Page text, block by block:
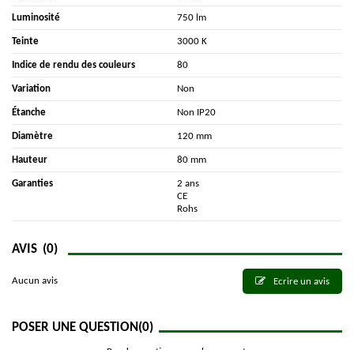
Luminosité 750 lm
Teinte 3000 K
Indice de rendu des couleurs 80
Variation Non
Étanche Non IP20
Diamètre 120 mm
Hauteur 80 mm
Garanties
2 ans
CE
Rohs
AVIS (0)
Aucun avis Ecrire un avis
POSER UNE QUESTION(0)